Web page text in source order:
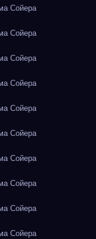
Сойера
Сойера
Сойера
Сойера
Сойера
Сойера
Сойера
Сойера
Сойера
Сойера